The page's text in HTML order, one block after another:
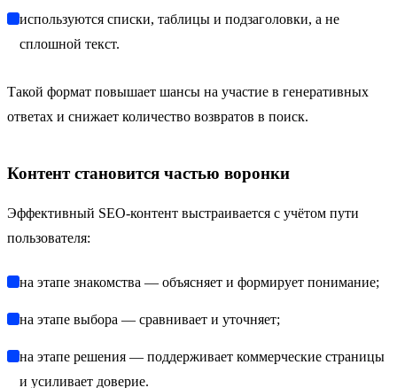
используются списки, таблицы и подзаголовки, а не
сплошной текст.
Такой формат повышает шансы на участие в генеративных
ответах и снижает количество возвратов в поиск.
Контент становится частью воронки
Эффективный SEO-контент выстраивается с учётом пути
пользователя:
на этапе знакомства — объясняет и формирует понимание;
на этапе выбора — сравнивает и уточняет;
на этапе решения — поддерживает коммерческие страницы
и усиливает доверие.